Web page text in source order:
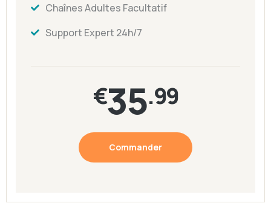
Chaînes Adultes Facultatif
Support Expert 24h/7
€35.99
Commander